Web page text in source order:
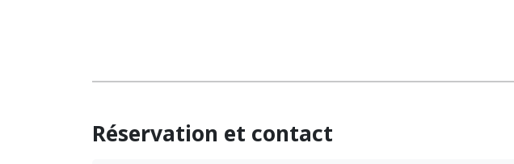
Réservation et contact